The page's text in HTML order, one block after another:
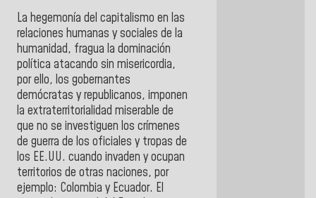
La hegemonía del capitalismo en las
relaciones humanas y sociales de la
humanidad, fragua la dominación
política atacando sin misericordia,
por ello, los gobernantes
demócratas y republicanos, imponen
la extraterritorialidad miserable de
que no se investiguen los crímenes
de guerra de los oficiales y tropas de
los EE.UU. cuando invaden y ocupan
territorios de otras naciones, por
ejemplo: Colombia y Ecuador. El